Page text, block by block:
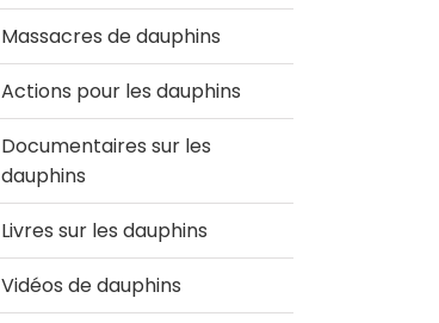
Massacres de dauphins
Actions pour les dauphins
Documentaires sur les
dauphins
Livres sur les dauphins
Vidéos de dauphins